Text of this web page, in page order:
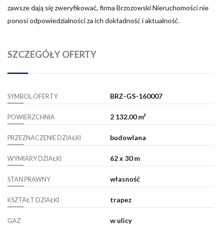
zawsze dają się zweryfikować, firma Brzozowski Nieruchomości nie
ponosi odpowiedzialności za ich dokładność i aktualność.
SZCZEGÓŁY OFERTY
SYMBOL OFERTY BRZ-GS-160007
POWIERZCHNIA 2 132,00 m²
PRZEZNACZENIE DZIAŁKI budowlana
WYMIARY DZIAŁKI 62 x 30 m
STAN PRAWNY własność
KSZTAŁT DZIAŁKI trapez
GAZ w ulicy